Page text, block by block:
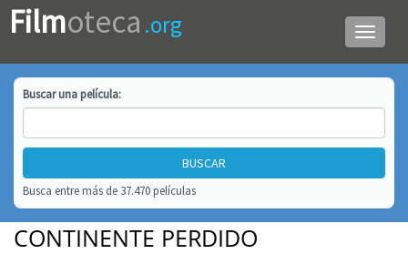
Menú
de
Filmoteca .org
Buscar unapelícula:
Busca entre más de 37.470 películas
CONTINENTE PERDIDO